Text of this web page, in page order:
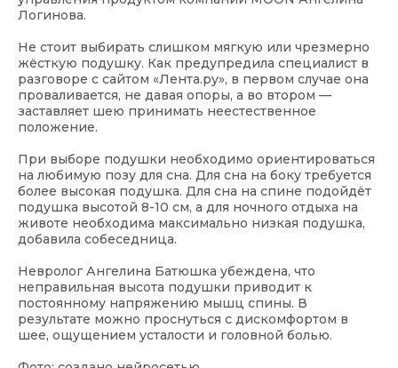
Логинова.
Не стоит выбирать слишком мягкую или чрезмерно
жёсткую подушку. Как предупредила специалист в
разговоре с сайтом «Лента.ру», в первом случае она
проваливается, не давая опоры, а во втором —
заставляет шею принимать неестественное
положение.
При выборе подушки необходимо ориентироваться
на любимую позу для сна. Для сна на боку требуется
более высокая подушка. Для сна на спине подойдёт
подушка высотой 8-10 см, а для ночного отдыха на
животе необходима максимально низкая подушка,
добавила собеседница.
Невролог Ангелина Батюшка убеждена, что
неправильная высота подушки приводит к
постоянному напряжению мышц спины. В
результате можно проснуться с дискомфортом в
шее, ощущением усталости и головной болью.